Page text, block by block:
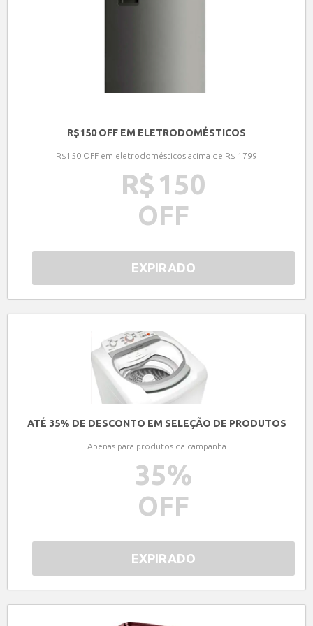
R$150 OFF EM ELETRODOMÉSTICOS
R$150 OFF em eletrodomésticos acima de R$ 1799
R$ 150
OFF
EXPIRADO
ATÉ 35% DE DESCONTO EM SELEÇÃO DE PRODUTOS
Apenas para produtos da campanha
35%
OFF
EXPIRADO